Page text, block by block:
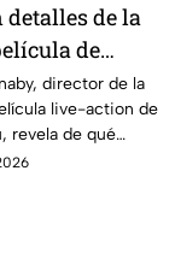
detalles de la
de
de qué tratará
se estrena
director de la
live-action de
revela de qué
Aquí te